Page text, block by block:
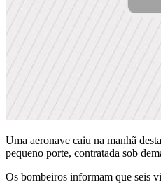
Uma aeronave caiu na manhã
pequeno porte, contratada sob
Os bombeiros informam que seis